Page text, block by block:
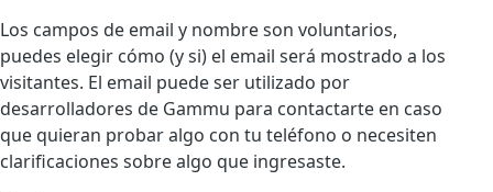
Los campos de email y nombre son voluntarios,
puedes elegir cómo (y si) el email será mostrado a los
visitantes. El email puede ser utilizado por
desarrolladores de Gammu para contactarte en caso
que quieran probar algo con tu teléfono o necesiten
clarificaciones sobre algo que ingresaste.